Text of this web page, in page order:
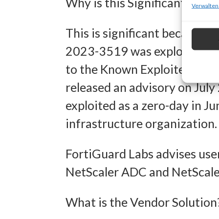
This is significant because
2023-3519 was exploited
to the Known Exploited
released an advisory on
exploited as a zero-day in
infrastructure organization.
FortiGuard Labs advises
NetScaler ADC and
What is the Vendor